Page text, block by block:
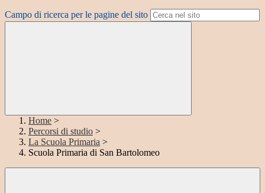
Campo di ricerca per le pagine del sito
Home >
Percorsi di studio >
La Scuola Primaria >
Scuola Primaria di San Bartolomeo